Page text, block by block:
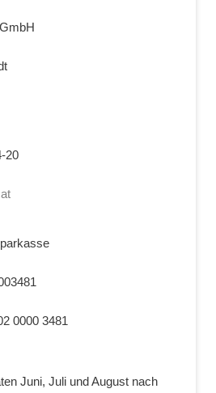
20
0000 3481
Juni, Juli und August nach